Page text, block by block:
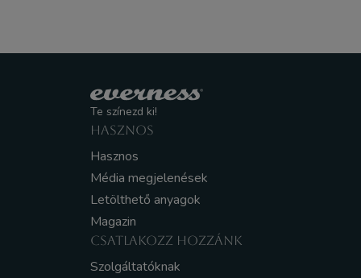
Te színezd ki!
HASZNOS
Hasznos
Média megjelenések
Letölthető anyagok
Magazin
CSATLAKOZZ HOZZÁNK
Szolgáltatóknak